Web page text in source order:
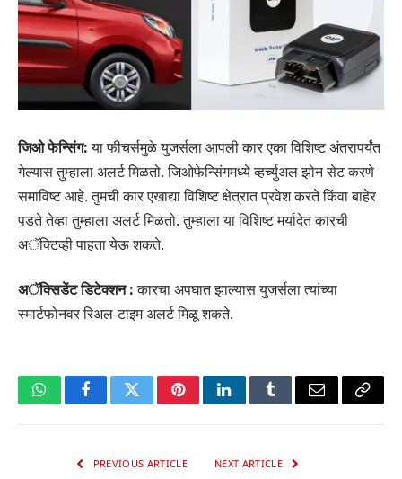
जिओ फेन्सिंग:या फीचर्समुळे युजर्सला आपली कार एका विशिष्ट अंतरापर्यंत
गेल्यास तुम्हाला अलर्ट मिळतो. जिओफेन्सिंगमध्ये व्हर्च्युअल झोन सेट करणे
समाविष्ट आहे. तुमची कार एखाद्या विशिष्ट क्षेत्रात प्रवेश करते किंवा बाहेर
पडते तेव्हा तुम्हाला अलर्ट मिळतो. तुम्हाला या विशिष्ट मर्यादेत कारची
अॅक्टिव्ही पाहता येऊ शकते.
अॅक्सिडेंट डिटेक्शन :कारचा अपघात झाल्यास युजर्सला त्यांच्या
स्मार्टफोनवर रिअल-टाइम अलर्ट मिळू शकते.
WhatsAppFacebookTwitterPinterestLinkedInTumblrEmail Copy
PREVIOUS ARTICLE NEXT ARTICLE